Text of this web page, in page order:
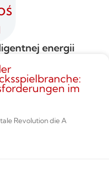
energii
im
Revolution die A